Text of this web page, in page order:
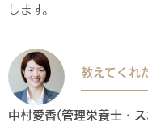
します。
教えてくれ
中村愛香(管理栄養士・